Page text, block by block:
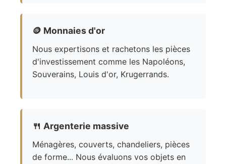
🪙 Monnaies d'or
Nous expertisons et rachetons les pièces
d'investissement comme les Napoléons,
Souverains, Louis d'or, Krugerrands.
🍴 Argenterie massive
Ménagères, couverts, chandeliers, pièces
de forme... Nous évaluons vos objets en